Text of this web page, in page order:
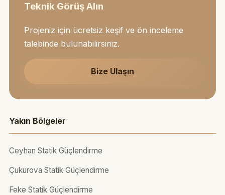
Teknik Görüş Alın
Projeniz için ücretsiz keşif ve ön inceleme
talebinde bulunabilirsiniz.
Bize Ulaşın
Yakın Bölgeler
Ceyhan Statik Güçlendirme
Çukurova Statik Güçlendirme
Feke Statik Güçlendirme